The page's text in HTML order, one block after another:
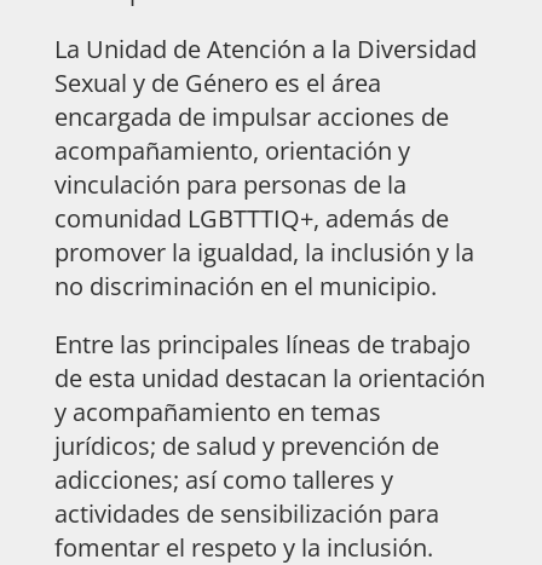
La Unidad de Atención a la Diversidad
Sexual y de Género es el área
encargada de impulsar acciones de
acompañamiento, orientación y
vinculación para personas de la
comunidad LGBTTTIQ+, además de
promover la igualdad, la inclusión y la
no discriminación en el municipio.
Entre las principales líneas de trabajo
de esta unidad destacan la orientación
y acompañamiento en temas
jurídicos; de salud y prevención de
adicciones; así como talleres y
actividades de sensibilización para
fomentar el respeto y la inclusión.